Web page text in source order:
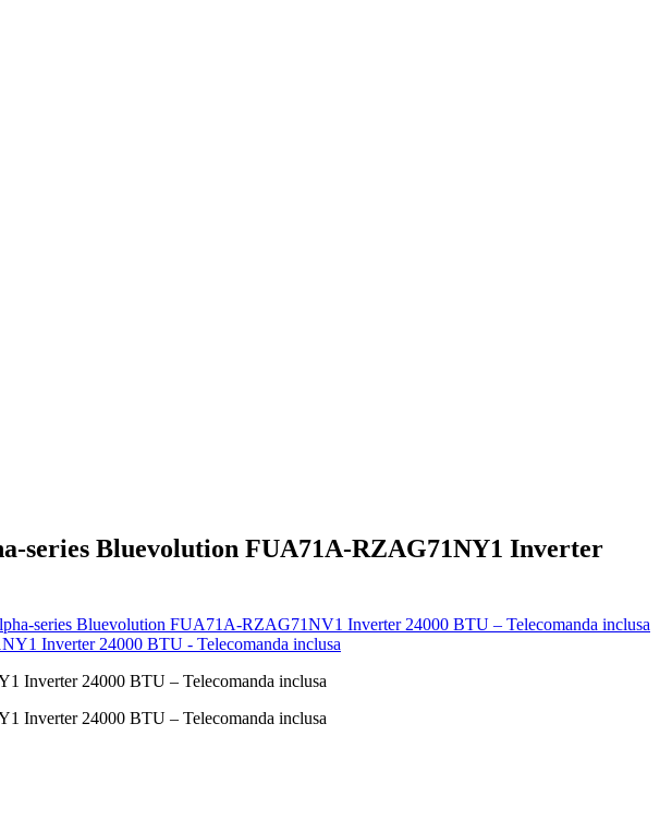
series Bluevolution FUA71A-RZAG71NY1 Inverter
series Bluevolution FUA71A-RZAG71NV1 Inverter 24000 BTU – Telecomanda inclusa
Inverter 24000 BTU – Telecomanda inclusa
Inverter 24000 BTU – Telecomanda inclusa